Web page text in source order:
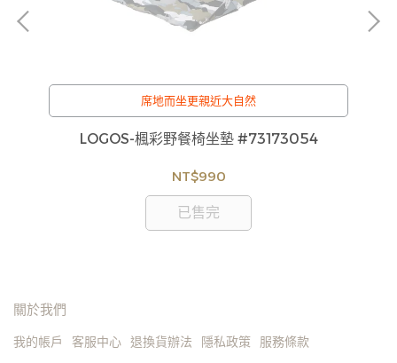
席地而坐更親近大自然
LOGOS-楓彩野餐椅坐墊 #73173054
NT$990
已售完
關於我們
我的帳戶 客服中心 退換貨辦法 隱私政策 服務條款